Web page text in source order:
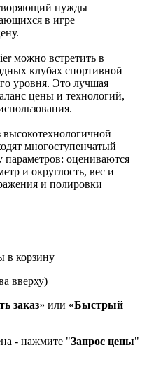
нужды
в игре
можно встретить в
клубах спортивной
уровня. Это лучшая
цены и технологий,
многоступенчатый
параметров: оцениваются
и округлость, вес и
и полировки
в корзину
вверху)
заказ» или «Быстрый
- нажмите "Запрос цены"